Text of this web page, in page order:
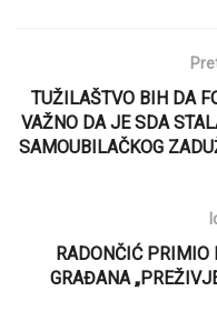
TUŽILAŠTVO BIH DA
VAŽNO DA JE SDA
SAMOUBILAČKOG
RADONČIĆ PRIMIO
GRAĐANA